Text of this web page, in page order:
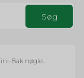
Key-Bak Mini-Bak nøgleholder m. swivel & nøglering - sort